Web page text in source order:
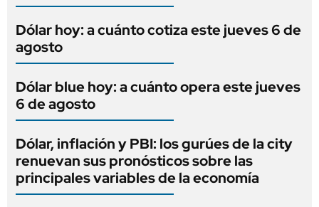
Dólar hoy: a cuánto cotiza este jueves 6 de
agosto
Dólar blue hoy: a cuánto opera este jueves
6 de agosto
Dólar, inflación y PBI: los gurúes de la city
renuevan sus pronósticos sobre las
principales variables de la economía